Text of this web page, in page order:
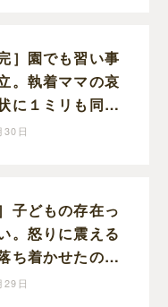
］園でも習い事
。執着ママの哀
に１ミリも同情
。執着ママにロ
30日
子どもの存在っ
。怒りに震える
ち着かせたのは
執着ママにロッ
29日